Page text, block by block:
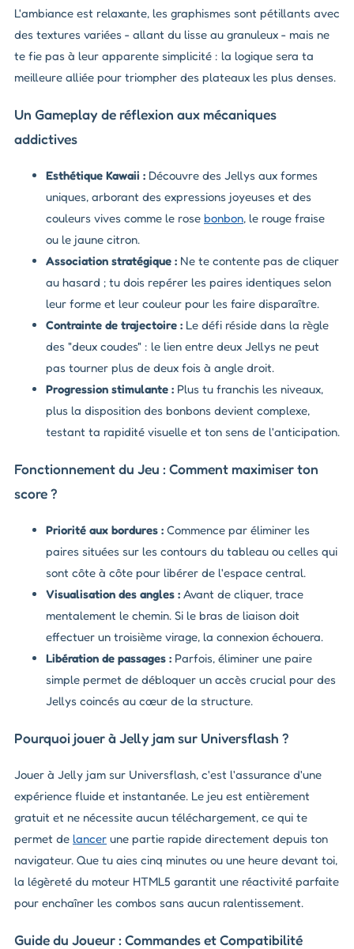
L'ambiance est relaxante, les graphismes sont pétillants avec
des textures variées - allant du lisse au granuleux - mais ne
te fie pas à leur apparente simplicité : la logique sera ta
meilleure alliée pour triompher des plateaux les plus denses.
Un Gameplay de réflexion aux mécaniques
addictives
Esthétique Kawaii : Découvre des Jellys aux formes
uniques, arborant des expressions joyeuses et des
couleurs vives comme le rose bonbon, le rouge fraise
ou le jaune citron.
Association stratégique : Ne te contente pas de cliquer
au hasard ; tu dois repérer les paires identiques selon
leur forme et leur couleur pour les faire disparaître.
Contrainte de trajectoire : Le défi réside dans la règle
des "deux coudes" : le lien entre deux Jellys ne peut
pas tourner plus de deux fois à angle droit.
Progression stimulante : Plus tu franchis les niveaux,
plus la disposition des bonbons devient complexe,
testant ta rapidité visuelle et ton sens de l'anticipation.
Fonctionnement du Jeu : Comment maximiser ton
score ?
Priorité aux bordures : Commence par éliminer les
paires situées sur les contours du tableau ou celles qui
sont côte à côte pour libérer de l'espace central.
Visualisation des angles : Avant de cliquer, trace
mentalement le chemin. Si le bras de liaison doit
effectuer un troisième virage, la connexion échouera.
Libération de passages : Parfois, éliminer une paire
simple permet de débloquer un accès crucial pour des
Jellys coincés au cœur de la structure.
Pourquoi jouer à Jelly jam sur Universflash ?
Jouer à Jelly jam sur Universflash, c'est l'assurance d'une
expérience fluide et instantanée. Le jeu est entièrement
gratuit et ne nécessite aucun téléchargement, ce qui te
permet de lancer une partie rapide directement depuis ton
navigateur. Que tu aies cinq minutes ou une heure devant toi,
la légèreté du moteur HTML5 garantit une réactivité parfaite
pour enchaîner les combos sans aucun ralentissement.
Guide du Joueur : Commandes et Compatibilité